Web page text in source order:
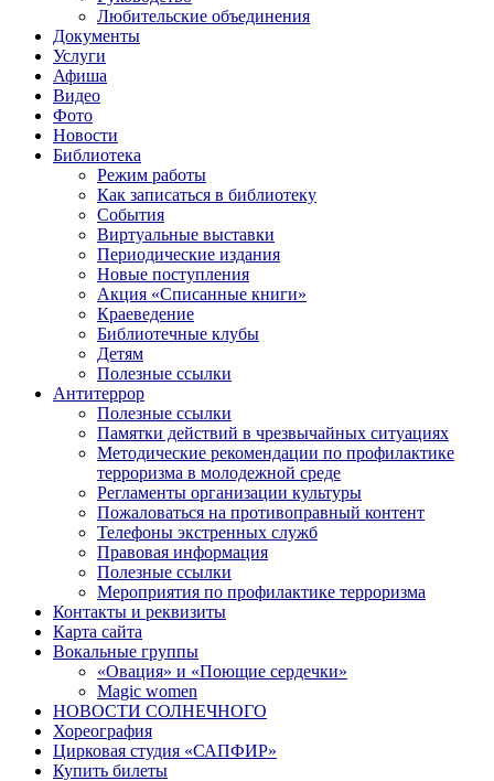
Любительские объединения
Документы
Услуги
Афиша
Видео
Фото
Новости
Библиотека
Режим работы
Как записаться в библиотеку
События
Виртуальные выставки
Периодические издания
Новые поступления
Акция «Списанные книги»
Краеведение
Библиотечные клубы
Детям
Полезные ссылки
Антитеррор
Полезные ссылки
Памятки действий в чрезвычайных ситуациях
Методические рекомендации по профилактике
терроризма в молодежной среде
Регламенты организации культуры
Пожаловаться на противоправный контент
Телефоны экстренных служб
Правовая информация
Полезные ссылки
Мероприятия по профилактике терроризма
Контакты и реквизиты
Карта сайта
Вокальные группы
«Овация» и «Поющие сердечки»
Magic women
НОВОСТИ СОЛНЕЧНОГО
Хореография
Цирковая студия «САПФИР»
Купить билеты